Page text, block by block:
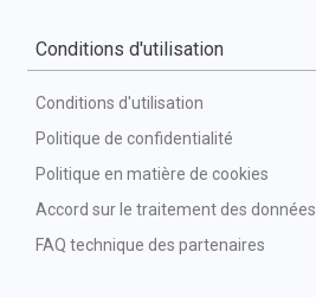
Conditions d'utilisation
Conditions d'utilisation
Politique de confidentialité
Politique en matière de cookies
Accord sur le traitement des données
FAQ technique des partenaires